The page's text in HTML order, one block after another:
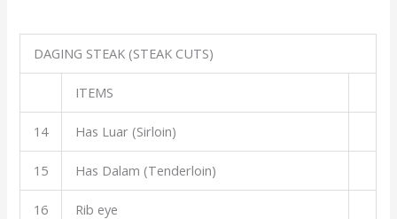
DAGING STEAK (STEAK CUTS)
ITEMS
14 Has Luar (Sirloin)
15 Has Dalam (Tenderloin)
16 Rib eye